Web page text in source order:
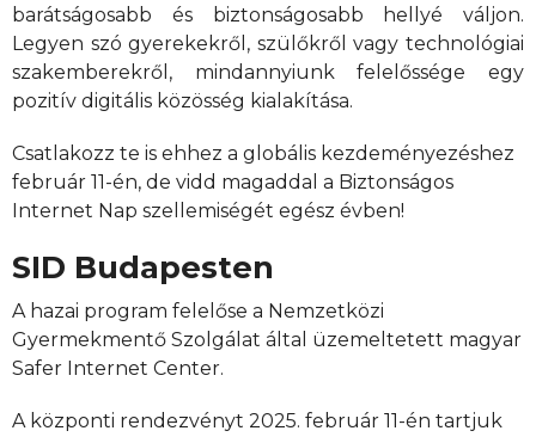
barátságosabb és biztonságosabb hellyé váljon.
Legyen szó gyerekekről, szülőkről vagy technológiai
szakemberekről, mindannyiunk felelőssége egy
pozitív digitális közösség kialakítása.
Csatlakozz te is ehhez a globális kezdeményezéshez
február 11-én, de vidd magaddal a Biztonságos
Internet Nap szellemiségét egész évben!
SID Budapesten
A hazai program felelőse a Nemzetközi
Gyermekmentő Szolgálat által üzemeltetett magyar
Safer Internet Center.
A központi rendezvényt 2025. február 11-én tartjuk